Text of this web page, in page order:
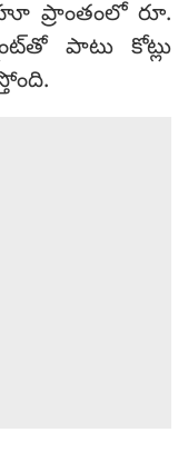
ప్రాంతంలో రూ.
పాటు కోట్లు